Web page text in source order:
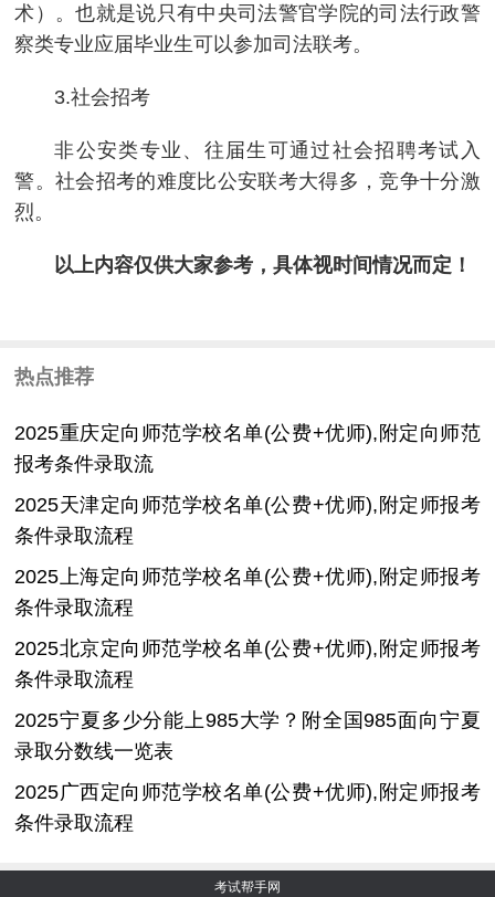
术）。也就是说只有中央司法警官学院的司法行政警
察类专业应届毕业生可以参加司法联考。
3.社会招考
非公安类专业、往届生可通过社会招聘考试入
警。社会招考的难度比公安联考大得多，竞争十分激
烈。
以上内容仅供大家参考，具体视时间情况而定！
热点推荐
2025重庆定向师范学校名单(公费+优师),附定向师范
报考条件录取流
2025天津定向师范学校名单(公费+优师),附定师报考
条件录取流程
2025上海定向师范学校名单(公费+优师),附定师报考
条件录取流程
2025北京定向师范学校名单(公费+优师),附定师报考
条件录取流程
2025宁夏多少分能上985大学？附全国985面向宁夏
录取分数线一览表
2025广西定向师范学校名单(公费+优师),附定师报考
条件录取流程
考试帮手网